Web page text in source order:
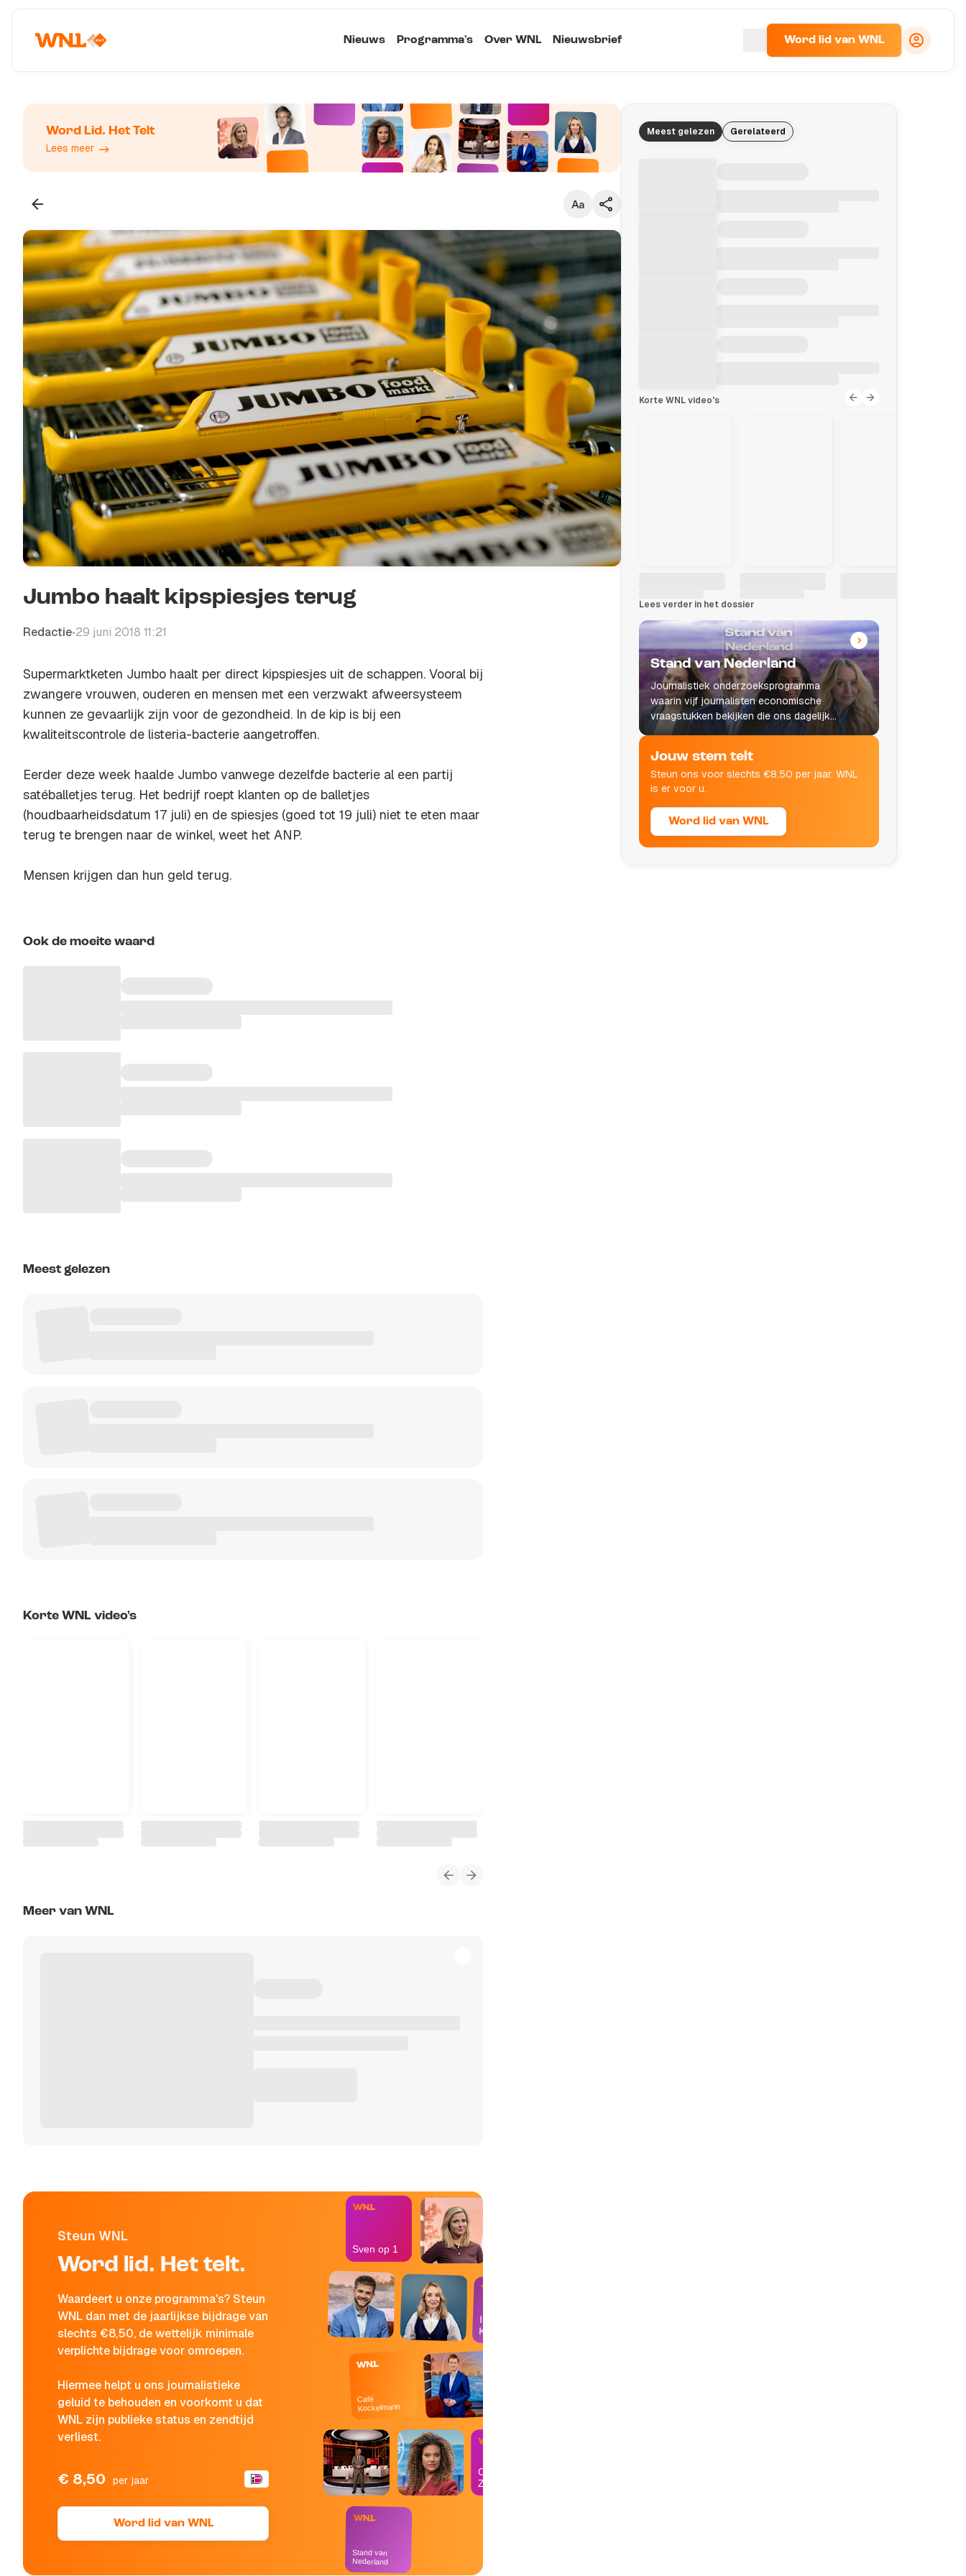
Nieuws Programma's Over WNL Nieuwsbrief Word lid van WNL
Word Lid. Het Telt
Lees meer
Klein
Standaard
Groot
Kopieer link
Jumbo haalt kipspiesjes terug
Redactie•29 juni 2018 11:21
Supermarktketen Jumbo haalt per direct kipspiesjes uit de schappen. Vooral bij
zwangere vrouwen, ouderen en mensen met een verzwakt afweersysteem
kunnen ze gevaarlijk zijn voor de gezondheid. In de kip is bij een
kwaliteitscontrole de listeria-bacterie aangetroffen.
Eerder deze week haalde Jumbo vanwege dezelfde bacterie al een partij
satéballetjes terug. Het bedrijf roept klanten op de balletjes
(houdbaarheidsdatum 17 juli) en de spiesjes (goed tot 19 juli) niet te eten maar
terug te brengen naar de winkel, weet het ANP.
Mensen krijgen dan hun geld terug.
Ook de moeite waard
Meest gelezen
Korte WNL video's
Meer van WNL
Steun WNL
Word lid. Het telt.
Waardeert u onze programma's? Steun
WNL dan met de jaarlijkse bijdrage van
slechts €8,50, de wettelijk minimale
verplichte bijdrage voor omroepen.
Hiermee helpt u ons journalistieke
geluid te behouden en voorkomt u dat
WNL zijn publieke status en zendtijd
verliest.
€ 8,50 per jaar
Word lid van WNL
Stand van
Nederland
Op
Zondag
Café
Kockelmann
In de
Kantine
Sven op 1
Meest gelezen Gerelateerd
Korte WNL video's
Lees verder in het dossier
Stand van Nederland
Journalistiek onderzoeksprogramma
waarin vijf journalisten economische
vraagstukken bekijken die ons dagelijks
leven raken.
Jouw stem telt
Steun ons voor slechts €8,50 per jaar. WNL
is er voor u.
Word lid van WNL